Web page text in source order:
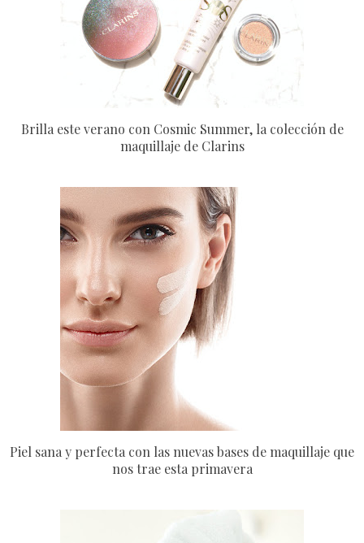
Brilla este verano con Cosmic Summer, la colección de
maquillaje de Clarins
Piel sana y perfecta con las nuevas bases de maquillaje que
nos trae esta primavera